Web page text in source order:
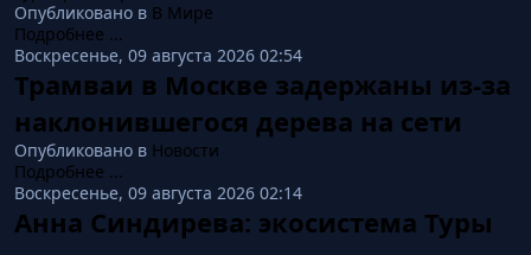
Опубликовано в В Мире
Подробнее ...
Воскресенье, 09 августа 2026 02:54
Трамваи в Москве задержаны из-за
наклонившегося дерева на сети
Опубликовано в Новости
Подробнее ...
Воскресенье, 09 августа 2026 02:14
Анна Синдирева: экосистема Туры